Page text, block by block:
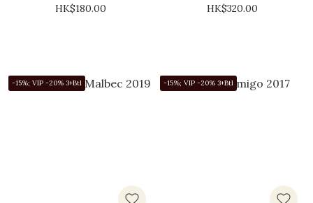
HK$180.00
HK$320.00
-15%; VIP -20% 3+Btl -15%; VIP -20% 3+Btl